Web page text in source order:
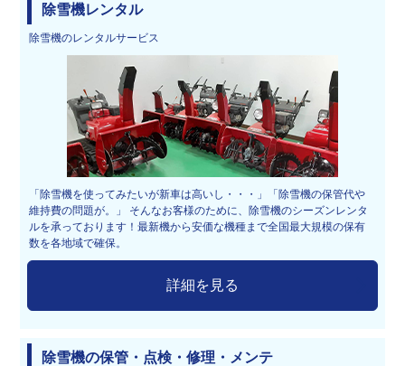
除雪機レンタル
除雪機のレンタルサービス
「除雪機を使ってみたいが新車は高いし・・・」「除雪機の保管代や
維持費の問題が。」 そんなお客様のために、除雪機のシーズンレンタ
ルを承っております！最新機から安価な機種まで全国最大規模の保有
数を各地域で確保。
詳細を見る
除雪機の保管・点検・修理・メンテ